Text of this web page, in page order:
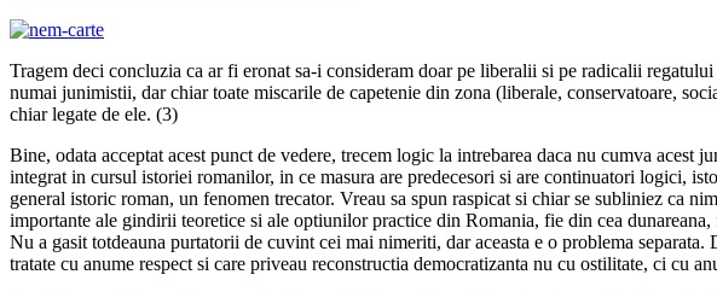
Tragem deci concluzia ca ar fi eronat sa-i consideram doar pe liberalii si pe radicalii
numai junimistii, dar chiar toate miscarile de capetenie din zona (liberale, conservatoare,
chiar legate de ele. (3)
Bine, odata acceptat acest punct de vedere, trecem logic la intrebarea daca nu cumva
integrat in cursul istoriei romanilor, in ce masura are predecesori si are continuatori logici,
general istoric roman, un fenomen trecator. Vreau sa spun raspicat si chiar se subliniez ca
importante ale gindirii teoretice si ale optiunilor practice din Romania, fie din cea
Nu a gasit totdeauna purtatorii de cuvint cei mai nimeriti, dar aceasta e o problema
tratate cu anume respect si care priveau reconstructia democratizanta nu cu ostilitate, ci cu